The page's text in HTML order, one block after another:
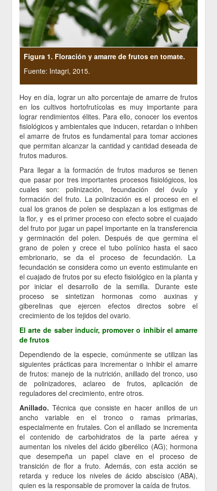
Figura 1. Floración y amarre de frutos en tomate.
Fuente: Intagri, 2015.
Hoy en día, lograr un alto porcentaje de amarre de frutos
en los cultivos hortofrutícolas es muy importante para
lograr rendimientos élites. Para ello, conocer los eventos
fisiológicos y ambientales que inducen, retardan o inhiben
el amarre de frutos es fundamental para tomar acciones
que permitan alcanzar la cantidad y cantidad deseada de
frutos maduros.
Para llegar a la formación de frutos maduros se tienen
que pasar por tres importantes procesos fisiológicos, los
cuales son: polinización, fecundación del óvulo y
formación del fruto. La polinización es el proceso en el
cual los granos de polen se desplazan a los estigmas de
la flor, y es el primer proceso con efecto sobre el cuajado
del fruto por jugar un papel importante en la transferencia
y germinación del polen. Después de que germina el
grano de polen y crece el tubo polínico hasta el saco
embrionario, se da el proceso de fecundación. La
fecundación se considera como un evento estimulante en
el cuajado de frutos por su efecto fisiológico en la planta y
por iniciar el desarrollo de la semilla. Durante este
proceso se sintetizan hormonas como auxinas y
giberelinas que ejercen efectos directos sobre el
crecimiento de los tejidos del ovario.
El arte de saber inducir, promover o inhibir el amarre
de frutos
Dependiendo de la especie, comúnmente se utilizan las
siguientes prácticas para incrementar o inhibir el amarre
de frutos: manejo de la nutrición, anillado del tronco, uso
de polinizadores, aclareo de frutos, aplicación de
reguladores del crecimiento, entre otros.
Anillado. Técnica que consiste en hacer anillos de un
ancho variable en el tronco o ramas primarias,
especialmente en frutales. Con el anillado se incrementa
el contenido de carbohidratos de la parte aérea y
aumentan los niveles del ácido giberélico (AG); hormona
que desempeña un papel clave en el proceso de
transición de flor a fruto. Además, con esta acción se
retarda y reduce los niveles de ácido abscísico (ABA),
quien es la responsable de promover la caída de frutos.